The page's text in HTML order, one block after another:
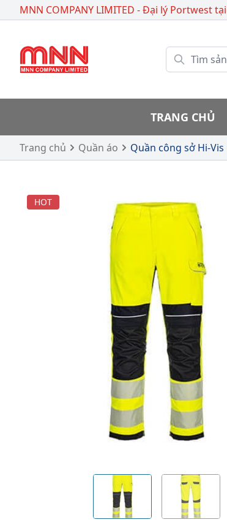
MNN COMPANY LIMITED - Đại lý Portwest
TRANG CHỦ
Trang chủ Quần áo Quần công sở Hi-Vis
HOT